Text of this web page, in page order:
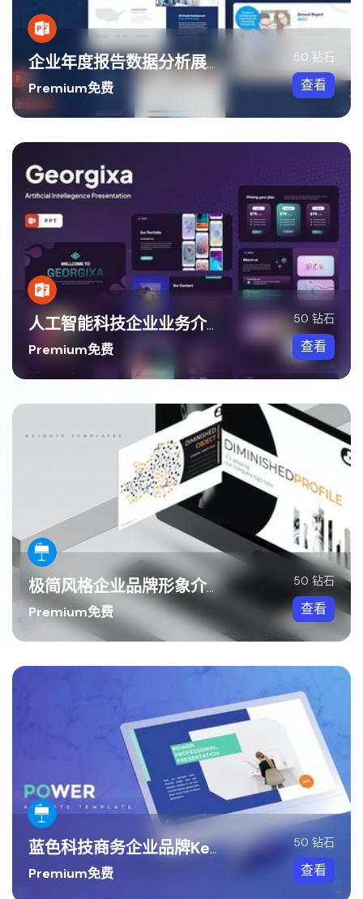
企业年度报告数据分析展示方案PPT模板
Premium免费
50 钻石
查看
人工智能科技企业业务介绍PPT模板
Premium免费
50 钻石
查看
极简风格企业品牌形象介绍Keynote模板
Premium免费
50 钻石
查看
蓝色科技商务企业品牌Keynote模板
Premium免费
50 钻石
查看